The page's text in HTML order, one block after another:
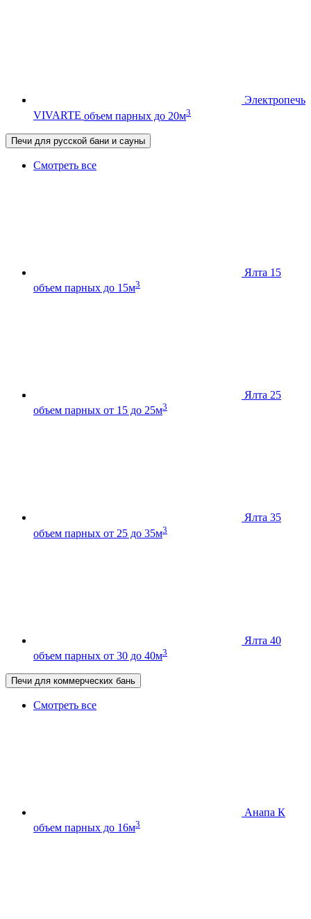
Электропечь
VIVARTE объем парных до 20м3
Печи для русской бани и сауны
Смотреть все
Ялта 15
объем парных до 15м3
Ялта 25
объем парных от 15 до 25м3
Ялта 35
объем парных от 25 до 35м3
Ялта 40
объем парных от 30 до 40м3
Печи для коммерческих бань
Смотреть все
Анапа К
объем парных до 16м3